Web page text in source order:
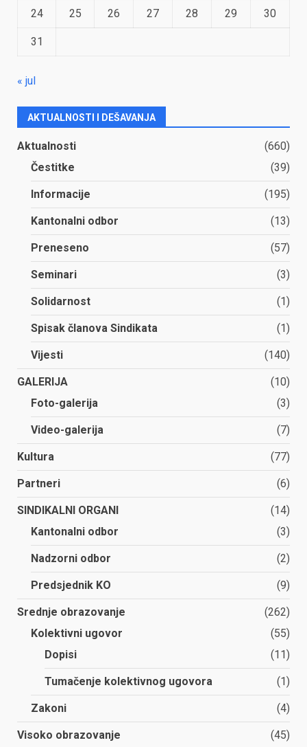
24 25 26 27 28 29 30
31
« jul
AKTUALNOSTI I DEŠAVANJA
Aktualnosti
(660)
Čestitke
(39)
Informacije (195)
Kantonalni odbor (13)
Preneseno (57)
Seminari (3)
Solidarnost (1)
Spisak članova Sindikata (1)
Vijesti (140)
GALERIJA
(10)
Foto-galerija
(3)
Video-galerija (7)
Kultura (77)
Partneri (6)
SINDIKALNI ORGANI
(14)
Kantonalni odbor
(3)
Nadzorni odbor (2)
Predsjednik KO (9)
Srednje obrazovanje
(262)
Kolektivni ugovor
(55)
Dopisi
(11)
Tumačenje kolektivnog ugovora (1)
Zakoni (4)
Visoko obrazovanje (45)